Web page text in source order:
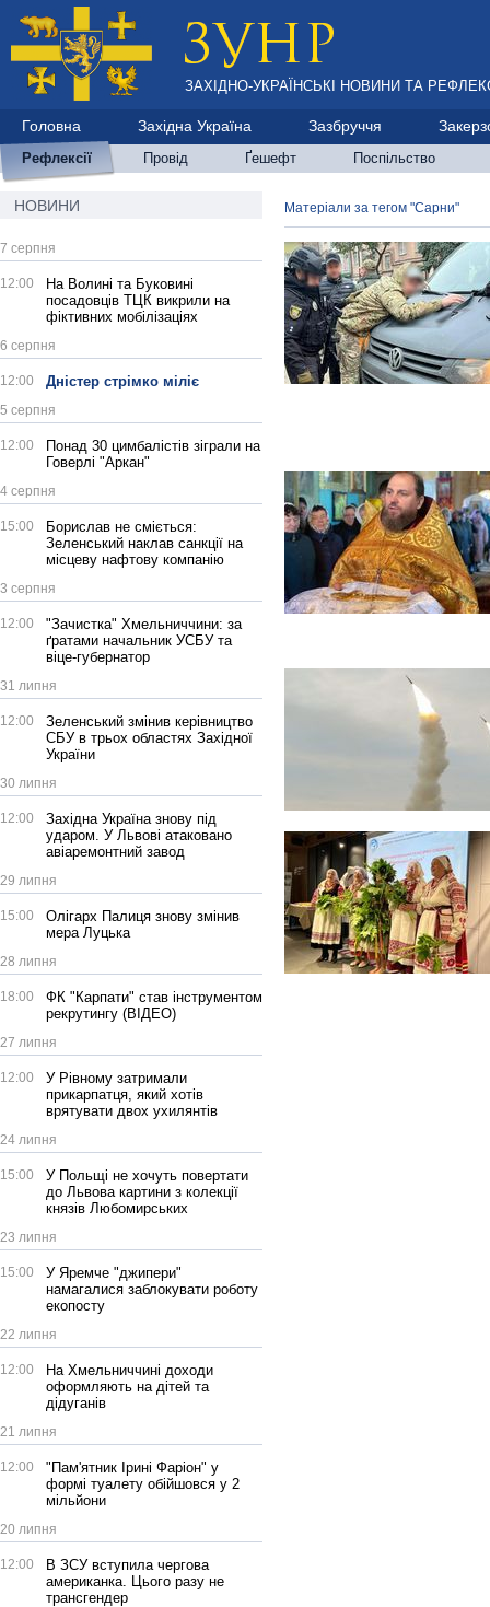
ЗАХІДНО-УКРАЇНСЬКІ НОВИНИ ТА
Головна Західна Україна Зазбруччя
Рефлексії Провід Ґешефт Поспільство
НОВИНИ
7 серпня
12:00
На Волині та Буковині
посадовців ТЦК викрили на
фіктивних мобілізаціях
6 серпня
12:00 Дністер стрімко міліє
5 серпня
12:00
Понад 30 цимбалістів зіграли на
Говерлі "Аркан"
4 серпня
15:00
Борислав не сміється:
Зеленський наклав санкції на
місцеву нафтову компанію
3 серпня
12:00
"Зачистка" Хмельниччини: за
ґратами начальник УСБУ та
віце-губернатор
31 липня
12:00
Зеленський змінив керівництво
СБУ в трьох областях Західної
України
30 липня
12:00
Західна Україна знову під
ударом. У Львові атаковано
авіаремонтний завод
29 липня
15:00
Олігарх Палиця знову змінив
мера Луцька
28 липня
18:00
ФК "Карпати" став інструментом
рекрутингу (ВІДЕО)
27 липня
12:00
У Рівному затримали
прикарпатця, який хотів
врятувати двох ухилянтів
24 липня
15:00
У Польщі не хочуть повертати
до Львова картини з колекції
князів Любомирських
23 липня
15:00
У Яремче "джипери"
намагалися заблокувати роботу
екопосту
22 липня
12:00
На Хмельниччині доходи
оформляють на дітей та
дідуганів
21 липня
12:00
"Пам'ятник Ірині Фаріон" у
формі туалету обійшовся у 2
мільйони
20 липня
12:00
В ЗСУ вступила чергова
американка. Цього разу не
трансгендер
Матеріали за тегом "Сарни"